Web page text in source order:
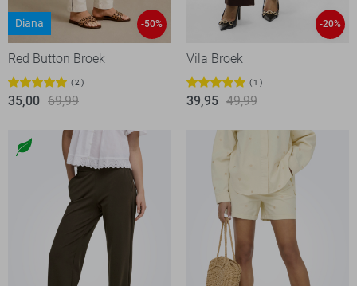
Diana -50%
Red Button Broek
2
35,00 69,99
-20%
Vila Broek
1
39,95 49,99